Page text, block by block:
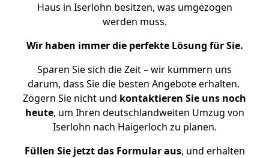
Haus in Iserlohn besitzen, was umgezogen
werden muss.
Wir haben immer die perfekte Lösung für Sie.
Sparen Sie sich die Zeit – wir kümmern uns
darum, dass Sie die besten Angebote erhalten.
Zögern Sie nicht und kontaktieren Sie uns noch
heute, um Ihren deutschlandweiten Umzug von
Iserlohn nach Haigerloch zu planen.
Füllen Sie jetzt das Formular aus, und erhalten